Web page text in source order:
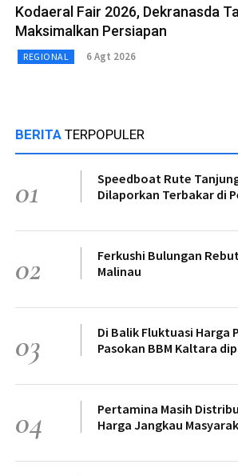
Kodaeral Fair 2026, Dekranasda
Maksimalkan Persiapan
REGIONAL 6 Agt 2026
BERITA TERPOPULER
01
Speedboat Rute
Dilaporkan Terbakar di
02
Ferkushi Bulungan Rebut
Malinau
03
Di Balik Fluktuasi Harga
Pasokan BBM Kaltara
04
Pertamina Masih
Harga Jangkau